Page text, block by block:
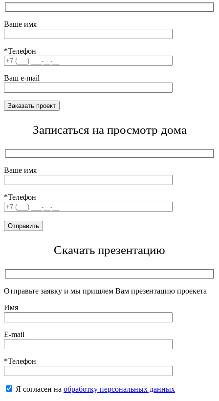
Ваше имя
*Телефон
Ваш e-mail
Записаться на просмотр дома
Ваше имя
*Телефон
Скачать презентацию
Отправьте заявку и мы пришлем Вам презентацию проекета
Имя
E-mail
*Телефон
Я согласен на обработку персональных данных